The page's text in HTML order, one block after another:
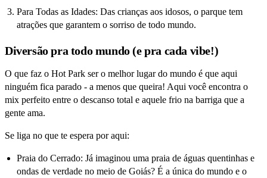
Para Todas as Idades: Das crianças aos idosos, o parque tem
atrações que garantem o sorriso de todo mundo.
Diversão pra todo mundo (e pra cada vibe!)
O que faz o Hot Park ser o melhor lugar do mundo é que aqui
ninguém fica parado - a menos que queira! Aqui você encontra o
mix perfeito entre o descanso total e aquele frio na barriga que a
gente ama.
Se liga no que te espera por aqui:
Praia do Cerrado: Já imaginou uma praia de águas quentinhas e
ondas de verdade no meio de Goiás? É a única do mundo e o